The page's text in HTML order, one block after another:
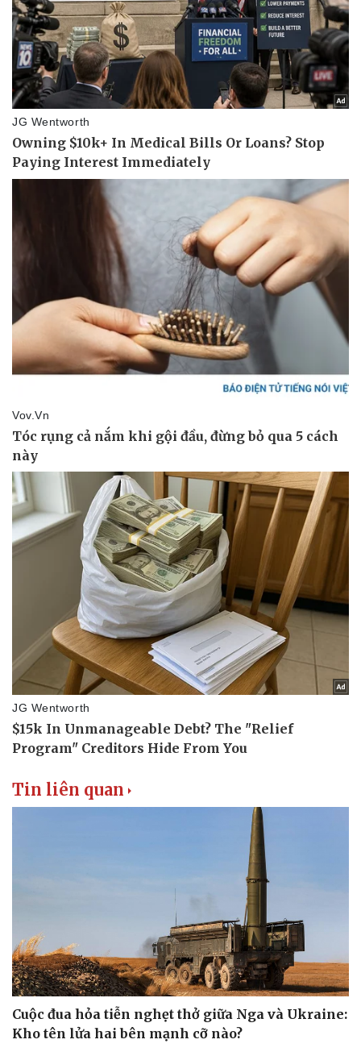
Tư vấn luật
Phân tích
Tin liên quan
Cuộc đua hỏa tiễn nghẹt thở giữa Nga và Ukraine:
Kho tên lửa hai bên mạnh cỡ nào?